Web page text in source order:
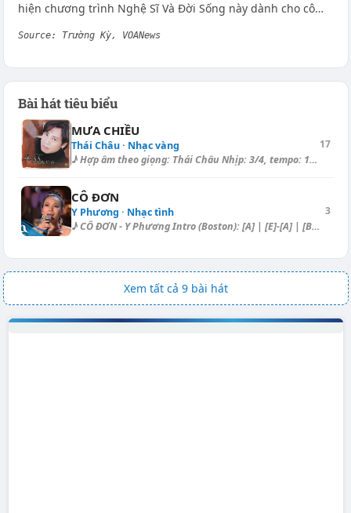
hiện chương trình Nghệ Sĩ Và Đời Sống này dành cho cô…
Source: Trường Kỳ, VOANews
Bài hát tiêu biểu
MƯA CHIỀU
Thái Châu · Nhạc vàng
♪ Hợp âm theo giọng: Thái Châu Nhịp: 3/4, tempo: 113, điệu: Slow Rock ==...
17
CÔ ĐƠN
Y Phương · Nhạc tình
♪ CÔ ĐƠN - Y Phương Intro (Boston): [A] | [E]-[A] | [Bm7] | [D/Gb]-[Bm]...
3
Xem tất cả 9 bài hát